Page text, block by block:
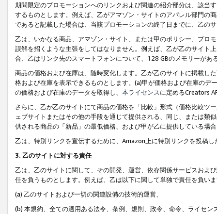
期間限定のプロモーションへのリンクおよび関連の紹介部分は、該当
するものとします。例えば、乙がアマゾン・サイトのアパレル部門の
であると記載した場合は、当該プロモーションの終了日までに、乙の
乙は、いかなる商品、アマゾン・サイト、または甲のポリシー、プロ
誤解を招くような主張をしてはなりません。例えば、乙が乙のサイト
合、乙はリンク先のスマートフォンについて、128 GBのメモリーがあ
商品の価格および在庫は、随時変化します。乙が乙のサイトに掲載し
格および在庫を表示できるものとします。(a)甲が価格および在庫の
の価格および在庫のデータを取得し、 本ライセンスに定めるCreators
さらに、乙が乙のサイトにて商品の価格を「比較」形式（価格比較ツ
ェブサイトまたはその他の手段を通じて提供される、同じ、または類
供される商品の「新品」の最低価格、および甲が乙に提供している場
乙は、特別リンクを宣伝するために、Amazon上に特別リンクを投稿
3. 乙のサイトに対する責任
乙は、乙のサイトに関して、その開発、運営、依存関係サービスおよ
任を負うものとします。例えば、乙は以下に関して単独で責任を負い
(a) 乙のサイトおよび一切の関連設備の技術的運営、
(b) 本規約、全ての適用ある法令、条例、規則、政令、命令、ライセ